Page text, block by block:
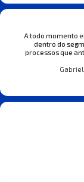
A todo momento
dentro do
processos que